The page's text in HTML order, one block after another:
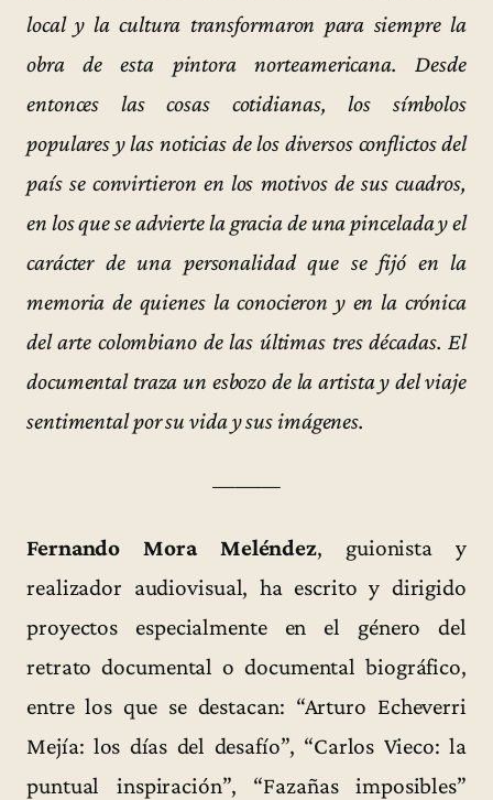
local y la cultura transformaron para siempre la
obra de esta pintora norteamericana. Desde
entonces las cosas cotidianas, los símbolos
populares y las noticias de los diversos conflictos del
país se convirtieron en los motivos de sus cuadros,
en los que se advierte la gracia de una pincelada y el
carácter de una personalidad que se fijó en la
memoria de quienes la conocieron y en la crónica
del arte colombiano de las últimas tres décadas. El
documental traza un esbozo de la artista y del viaje
sentimental por su vida y sus imágenes.
———
Fernando Mora Meléndez, guionista y
realizador audiovisual, ha escrito y dirigido
proyectos especialmente en el género del
retrato documental o documental biográfico,
entre los que se destacan: “Arturo Echeverri
Mejía: los días del desafío”, “Carlos Vieco: la
puntual inspiración”, “Fazañas imposibles”